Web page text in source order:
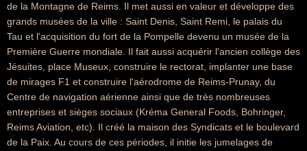
de la Montagne de Reims. Il met aussi en valeur et développe des
grands musées de la ville : Saint Denis, Saint Remi, le palais du
Tau et l'acquisition du fort de la Pompelle devenu un musée de la
Première Guerre mondiale. Il fait aussi acquérir l'ancien collège des
Jésuites, place Museux, construire le rectorat, implanter une base
de mirages F1 et construire l'aérodrome de Reims-Prunay, du
Centre de navigation aérienne ainsi que de très nombreuses
entreprises et sièges sociaux (Kréma General Foods, Bohringer,
Reims Aviation, etc). Il créé la maison des Syndicats et le boulevard
de la Paix. Au cours de ces périodes, il initie les jumelages de